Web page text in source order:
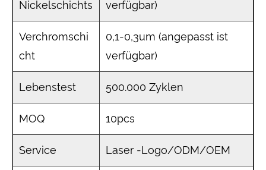
Nickelschichts
verfügbar)
Verchromschi
cht
0,1-0,3um (angepasst ist
verfügbar)
Lebenstest 500.000 Zyklen
MOQ 10pcs
Service Laser -Logo/ODM/OEM